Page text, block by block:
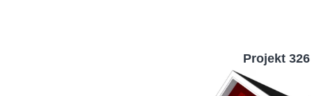
Projekt 326